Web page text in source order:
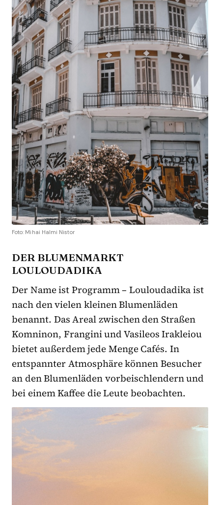
Foto: Mihai Halmi Nistor
DER BLUMENMARKT
LOULOUDADIKA
Der Name ist Programm – Louloudadika ist
nach den vielen kleinen Blumenläden
benannt. Das Areal zwischen den Straßen
Komninon, Frangini und Vasileos Irakleiou
bietet außerdem jede Menge Cafés. In
entspannter Atmosphäre können Besucher
an den Blumenläden vorbeischlendern und
bei einem Kaffee die Leute beobachten.